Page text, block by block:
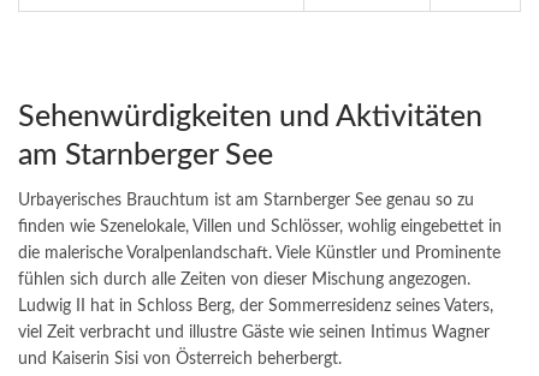
Sehenwürdigkeiten und Aktivitäten
am Starnberger See
Urbayerisches Brauchtum ist am Starnberger See genau so zu
finden wie Szenelokale, Villen und Schlösser, wohlig eingebettet in
die malerische Voralpenlandschaft. Viele Künstler und Prominente
fühlen sich durch alle Zeiten von dieser Mischung angezogen.
Ludwig II hat in Schloss Berg, der Sommerresidenz seines Vaters,
viel Zeit verbracht und illustre Gäste wie seinen Intimus Wagner
und Kaiserin Sisi von Österreich beherbergt.